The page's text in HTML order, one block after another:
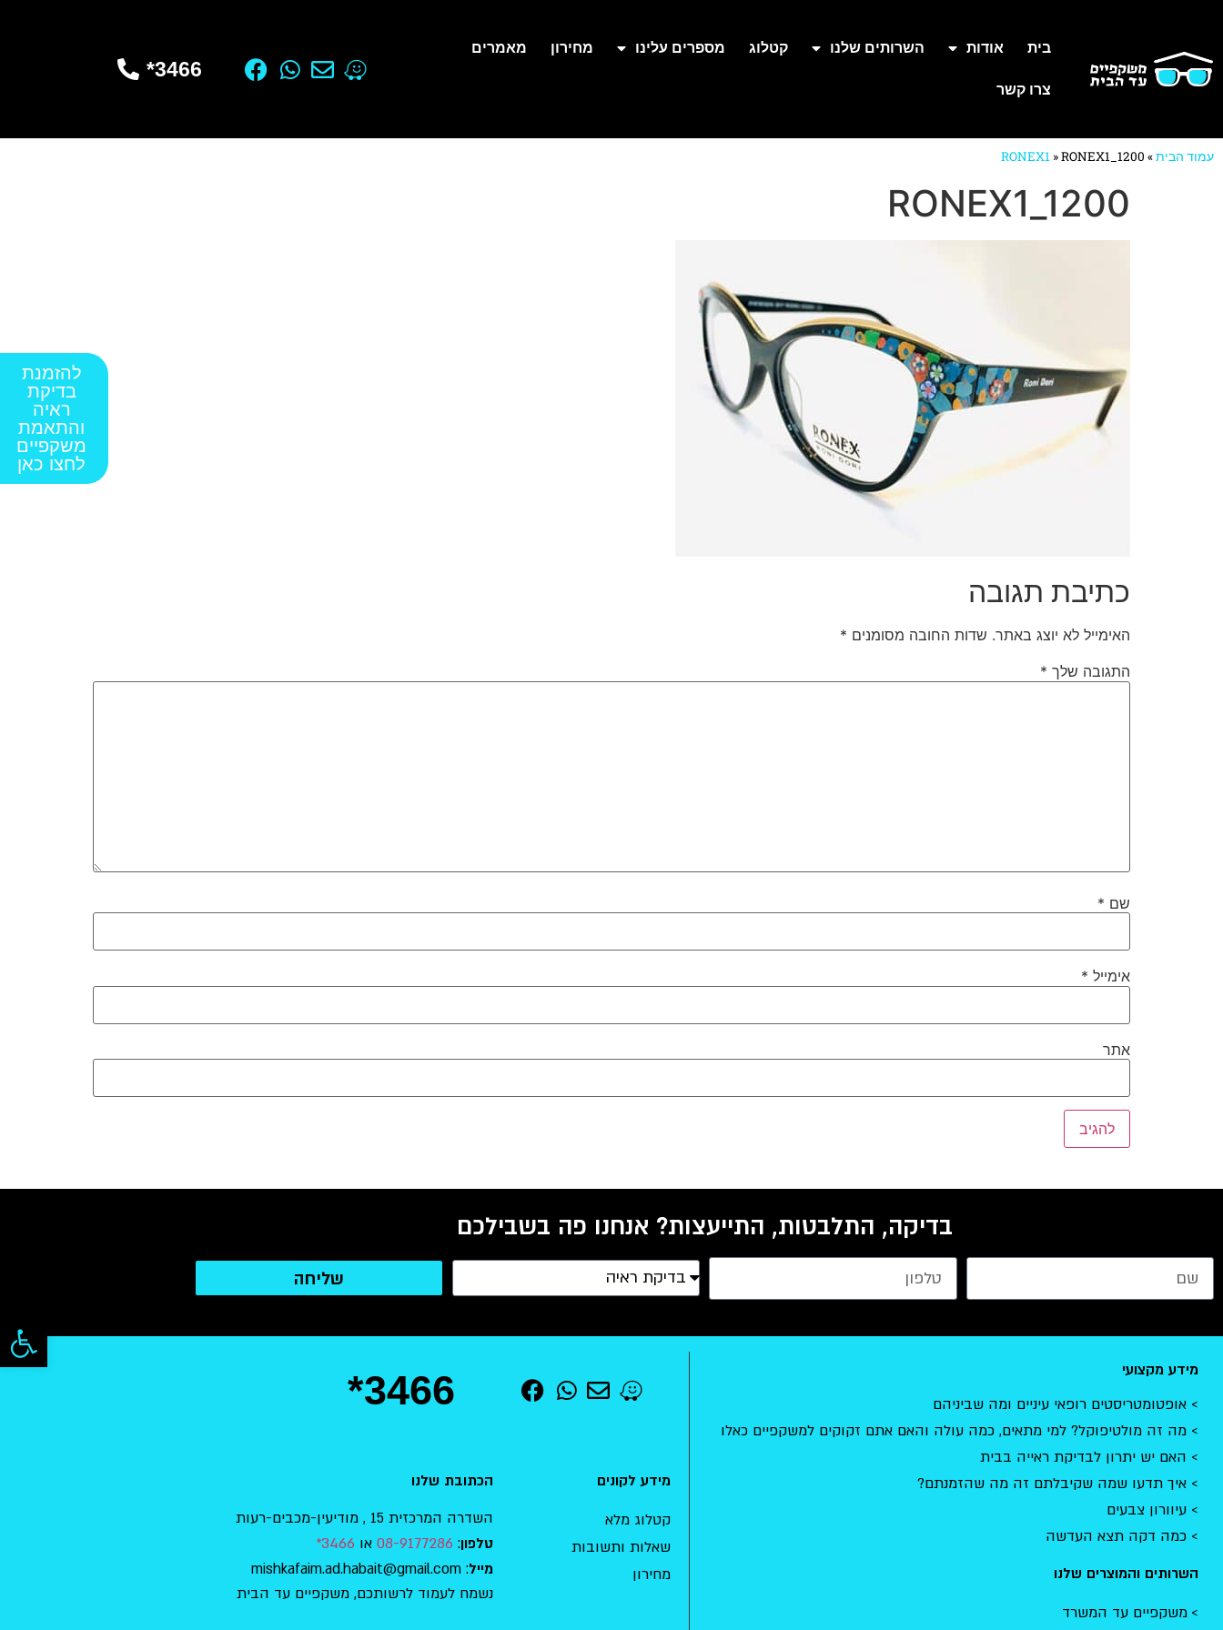
בית אודות השרותים שלנו קטלוג מספרים עלינו מחירון מאמרים
צרו קשר
3466*
עמוד הבית»
RONEX1 »RONEX1_1200
RONEX1_1200
כתיבת תגובה
האימייל לא יוצג באתר. שדות החובה מסומנים *
התגובה שלך *
שם *
אימייל *
אתר
בדיקה, התלבטות, התייעצות? אנחנו פה בשבילכם
שליחה
מידע מקצועי
אופטומטריסטים רופאי עיניים ומה שביניהם
מה זה מולטיפוקל? למי מתאים, כמה עולה והאם אתם זקוקים למשקפיים כאלו
האם יש יתרון לבדיקת ראייה בבית
איך תדעו שמה שקיבלתם זה מה שהזמנתם?
עיוורון צבעים
כמה דקה תצא העדשה
השרותים והמוצרים שלנו
משקפיים עד המשרד
*3466
מידע לקונים
קטלוג מלא
שאלות ותשובות
מחירון
הכתובת שלנו
השדרה המרכזית 15 , מודיעין-מכבים-רעות
טלפון:
08-9177286 או 3466*
מייל: mishkafaim.ad.habait@gmail.com
נשמח לעמוד לרשותכם, משקפיים עד הבית
להזמנת
בדיקת
ראיה
והתאמת
משקפיים
לחצו כאן
פתח